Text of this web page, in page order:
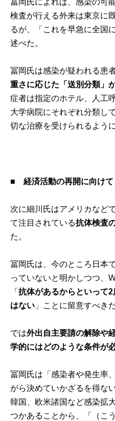
冨岡氏によれば、感染の可
検査が行える外来は東京に
るが、「これを早急に全国
述べた。
冨岡氏は感染が疑われる患
重さに応じた「送別分類」
症者は指定のホテル、人工
大学病院にそれぞれ分類し
切な治療を受けられるように
■ 経済活動の再開に向けて
次に細川氏はアメリカなど
て注目されている抗体検査
た。
冨岡氏は、今のところ日本
っていないと明かしつつ、
「抗体があるからといって
はない 」ことに留意すべき
では外出自主要請の解除や
学的にはどのような条件が
冨岡氏は「感染者や発生率
がら決めていかざるを得な
韓国、欧米諸国など感染拡
つかあることから、「（こ